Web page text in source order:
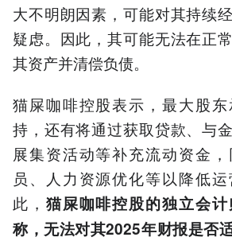
大不明朗因素，可能对其持续
疑虑。因此，其可能无法在正
其资产并清偿负债。
猫屎咖啡控股表示，最大股
持，还有将通过获取贷款、与
展集资活动等补充流动资金
员、人力资源优化等以降低
此， 猫屎咖啡控股的独立会
称，无法对其2025年财报是否